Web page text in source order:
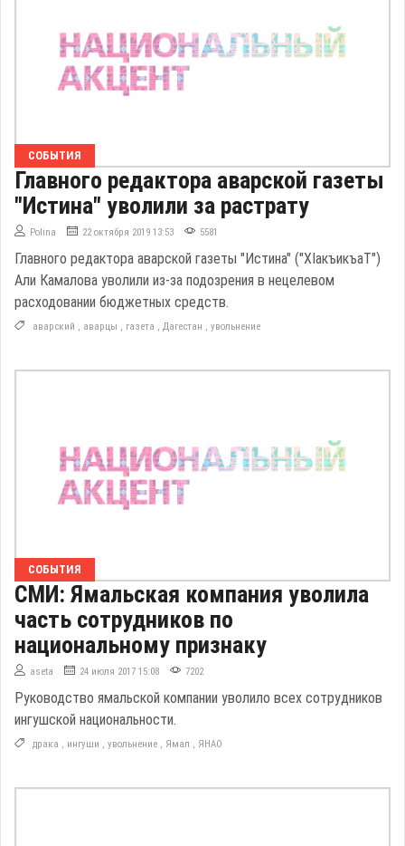
СОБЫТИЯ
Главного редактора аварской газеты
"Истина" уволили за растрату
Polina 22 октября 2019 13:53 5581
Главного редактора аварской газеты "Истина" ("ХIакъикъаТ")
Али Камалова уволили из-за подозрения в нецелевом
расходовании бюджетных средств.
аварский , аварцы , газета , Дагестан , увольнение
СОБЫТИЯ
СМИ: Ямальская компания уволила
часть сотрудников по
национальному признаку
aseta 24 июля 2017 15:08 7202
Руководство ямальской компании уволило всех сотрудников
ингушской национальности.
драка , ингуши , увольнение , Ямал , ЯНАО